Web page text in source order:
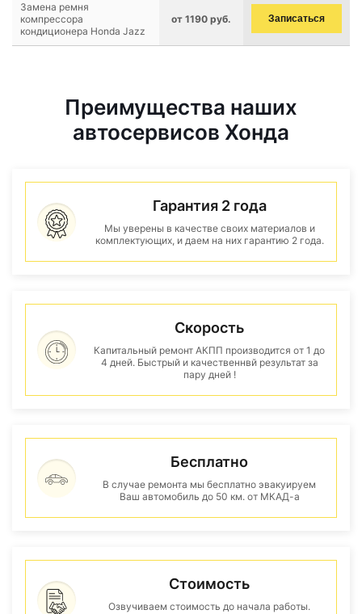
Замена ремня
компрессора
кондиционера Honda Jazz
от 1190 руб. Записаться
Преимущества наших
автосервисов Хонда
Гарантия 2 года
Мы уверены в качестве своих материалов и
комплектующих, и даем на них гарантию 2 года.
Скорость
Капитальный ремонт АКПП производится от 1 до
4 дней. Быстрый и качественнвй результат за
пару дней !
Бесплатно
В случае ремонта мы бесплатно эвакуируем
Ваш автомобиль до 50 км. от МКАД-а
Стоимость
Озвучиваем стоимость до начала работы.